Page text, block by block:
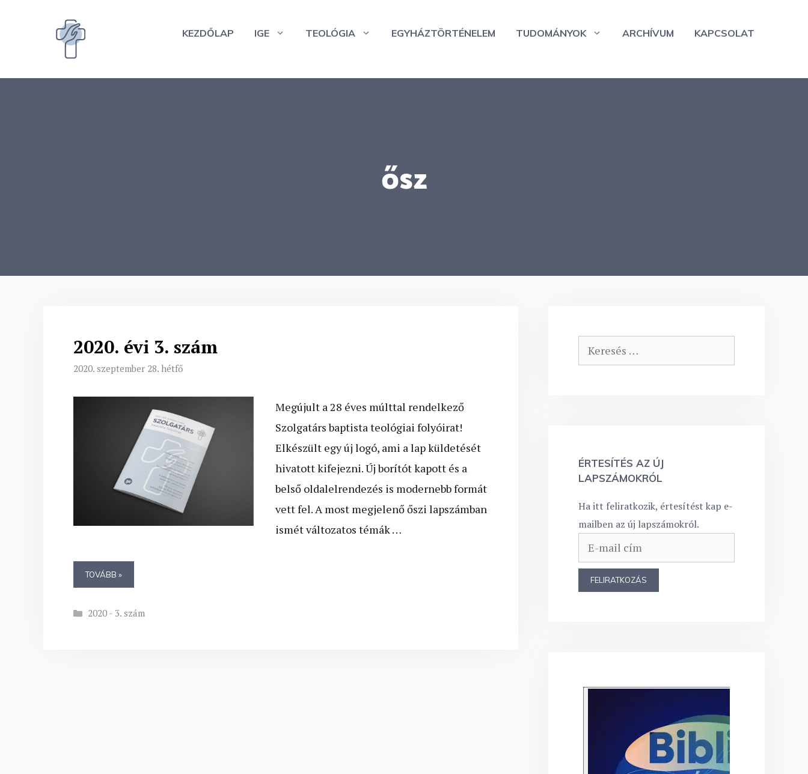
KEZDŐLAP IGE TEOLÓGIA EGYHÁZTÖRTÉNELEM TUDOMÁNYOK ARCHÍVUM KAPCSOLAT
ősz
2020. évi 3. szám
2020. szeptember 28. hétfő
Megújult a 28 éves múlttal rendelkező
Szolgatárs baptista teológiai folyóirat!
Elkészült egy új logó, ami a lap küldetését
hivatott kifejezni. Új borítót kapott és a
belső oldalelrendezés is modernebb formát
vett fel. A most megjelenő őszi lapszámban
ismét változatos témák …
TOVÁBB »
Kategória
2020 - 3. szám
Keresés:
ÉRTESÍTÉS AZ ÚJ
LAPSZÁMOKRÓL
Ha itt feliratkozik, értesítést kap e-
mailben az új lapszámokról.